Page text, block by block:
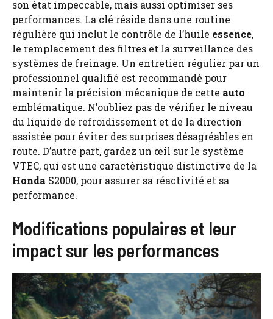
son état impeccable, mais aussi optimiser ses
performances. La clé réside dans une routine
régulière qui inclut le contrôle de l’huile essence,
le remplacement des filtres et la surveillance des
systèmes de freinage. Un entretien régulier par un
professionnel qualifié est recommandé pour
maintenir la précision mécanique de cette auto
emblématique. N’oubliez pas de vérifier le niveau
du liquide de refroidissement et de la direction
assistée pour éviter des surprises désagréables en
route. D’autre part, gardez un œil sur le système
VTEC, qui est une caractéristique distinctive de la
Honda S2000, pour assurer sa réactivité et sa
performance.
Modifications populaires et leur
impact sur les performances